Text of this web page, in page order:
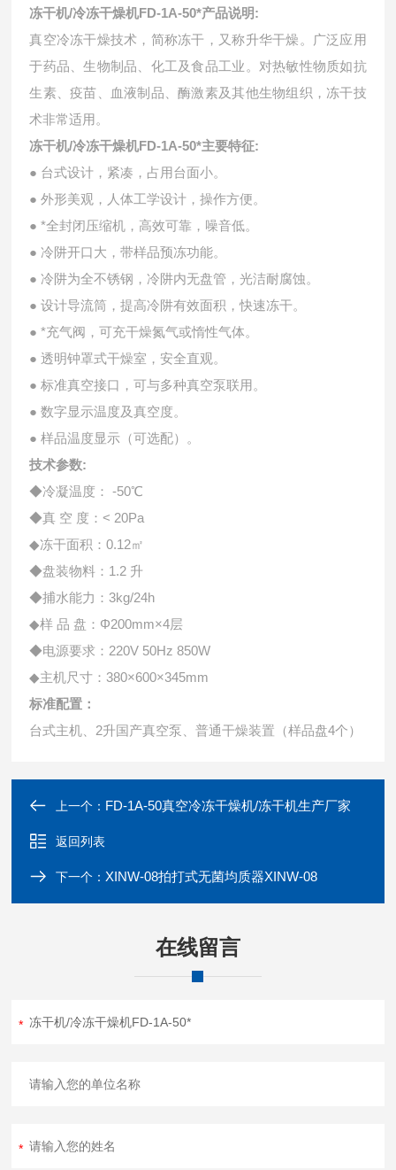
冻干机/冷冻干燥机FD-1A-50*产品说明:
真空冷冻干燥技术，简称冻干，又称升华干燥。广泛应用
于药品、生物制品、化工及食品工业。对热敏性物质如抗
生素、疫苗、血液制品、酶激素及其他生物组织，冻干技
术非常适用。
冻干机/冷冻干燥机FD-1A-50*主要特征:
● 台式设计，紧凑，占用台面小。
● 外形美观，人体工学设计，操作方便。
● *全封闭压缩机，高效可靠，噪音低。
● 冷阱开口大，带样品预冻功能。
● 冷阱为全不锈钢，冷阱内无盘管，光洁耐腐蚀。
● 设计导流筒，提高冷阱有效面积，快速冻干。
● *充气阀，可充干燥氮气或惰性气体。
● 透明钟罩式干燥室，安全直观。
● 标准真空接口，可与多种真空泵联用。
● 数字显示温度及真空度。
● 样品温度显示（可选配）。
技术参数:
◆冷凝温度： -50℃
◆真 空 度：< 20Pa
◆冻干面积：0.12㎡
◆盘装物料：1.2 升
◆捕水能力：3kg/24h
◆样 品 盘：Φ200mm×4层
◆电源要求：220V 50Hz 850W
◆主机尺寸：380×600×345mm
标准配置：
台式主机、2升国产真空泵、普通干燥装置（样品盘4个）
上一个： FD-1A-50真空冷冻干燥机/冻干机生产厂家
返回列表
下一个：XINW-08拍打式无菌均质器XINW-08
在线留言